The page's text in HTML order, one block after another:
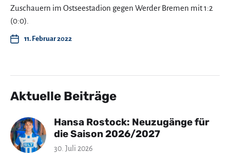
Zuschauern im Ostseestadion gegen Werder Bremen mit 1:2
(0:0).
11. Februar 2022
Aktuelle Beiträge
Hansa Rostock: Neuzugänge für
die Saison 2026/2027
30. Juli 2026